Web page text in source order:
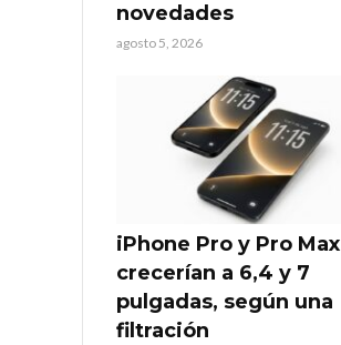
novedades
agosto 5, 2026
iPhone Pro y Pro Max
crecerían a 6,4 y 7
pulgadas, según una
filtración